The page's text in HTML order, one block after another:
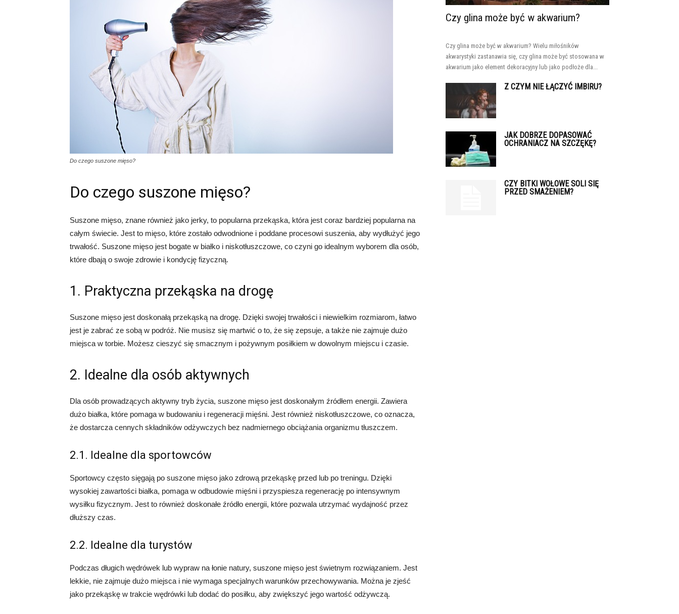
Do czego suszone mięso?
Do czego suszone mięso?
Suszone mięso, znane również jako jerky, to popularna przekąska, która jest coraz bardziej popularna na
całym świecie. Jest to mięso, które zostało odwodnione i poddane procesowi suszenia, aby wydłużyć jego
trwałość. Suszone mięso jest bogate w białko i niskotłuszczowe, co czyni go idealnym wyborem dla osób,
które dbają o swoje zdrowie i kondycję fizyczną.
1. Praktyczna przekąska na drogę
Suszone mięso jest doskonałą przekąską na drogę. Dzięki swojej trwałości i niewielkim rozmiarom, łatwo
jest je zabrać ze sobą w podróż. Nie musisz się martwić o to, że się zepsuje, a także nie zajmuje dużo
miejsca w torbie. Możesz cieszyć się smacznym i pożywnym posiłkiem w dowolnym miejscu i czasie.
2. Idealne dla osób aktywnych
Dla osób prowadzących aktywny tryb życia, suszone mięso jest doskonałym źródłem energii. Zawiera
dużo białka, które pomaga w budowaniu i regeneracji mięśni. Jest również niskotłuszczowe, co oznacza,
że dostarcza cennych składników odżywczych bez nadmiernego obciążania organizmu tłuszczem.
2.1. Idealne dla sportowców
Sportowcy często sięgają po suszone mięso jako zdrową przekąskę przed lub po treningu. Dzięki
wysokiej zawartości białka, pomaga w odbudowie mięśni i przyspiesza regenerację po intensywnym
wysiłku fizycznym. Jest to również doskonałe źródło energii, które pozwala utrzymać wydajność przez
dłuższy czas.
2.2. Idealne dla turystów
Podczas długich wędrówek lub wypraw na łonie natury, suszone mięso jest świetnym rozwiązaniem. Jest
lekkie, nie zajmuje dużo miejsca i nie wymaga specjalnych warunków przechowywania. Można je zjeść
jako przekąskę w trakcie wędrówki lub dodać do posiłku, aby zwiększyć jego wartość odżywczą.
Czy glina może być w akwarium?
Czy glina może być w akwarium? Wielu miłośników
akwarystyki zastanawia się, czy glina może być stosowana w
akwarium jako element dekoracyjny lub jako podłoże dla...
Z CZYM NIE ŁĄCZYĆ IMBIRU?
JAK DOBRZE DOPASOWAĆ
OCHRANIACZ NA SZCZĘKĘ?
CZY BITKI WOŁOWE SOLI SIĘ
PRZED SMAŻENIEM?